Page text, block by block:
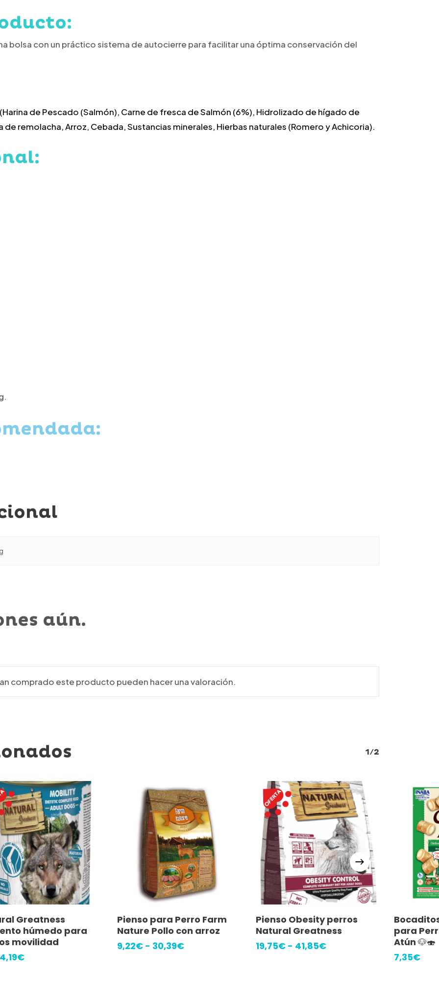
bolsa con un práctico sistema de autocierre para facilitar una óptima conservación del
de Pescado (Salmón), Carne de fresca de Salmón (6%), Hidrolizado de hígado de
remolacha, Arroz, Cebada, Sustancias minerales, Hierbas naturales (Romero y Achicoria).
aún.
comprado este producto pueden hacer una valoración.
1/2
Añadir Al Carrito
Greatness
húmedo para
movilidad
El
4,19€El
Seleccionar Opciones
producto
tiene
Pienso para Perro Farm
Nature Pollo con arroz
9,22€ - 30,39€Rango
Seleccionar Opciones
producto
tiene
Pienso Obesity perros
Natural Greatness
19,75€ - 41,85€Rango
para
Atún 🐶🍣
7,35€